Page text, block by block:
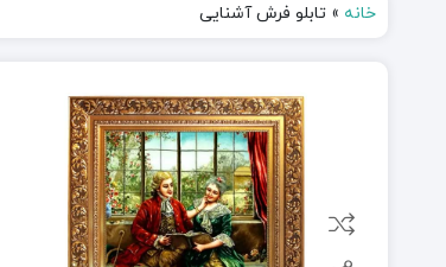
خانه » تابلو فرش آشنایی